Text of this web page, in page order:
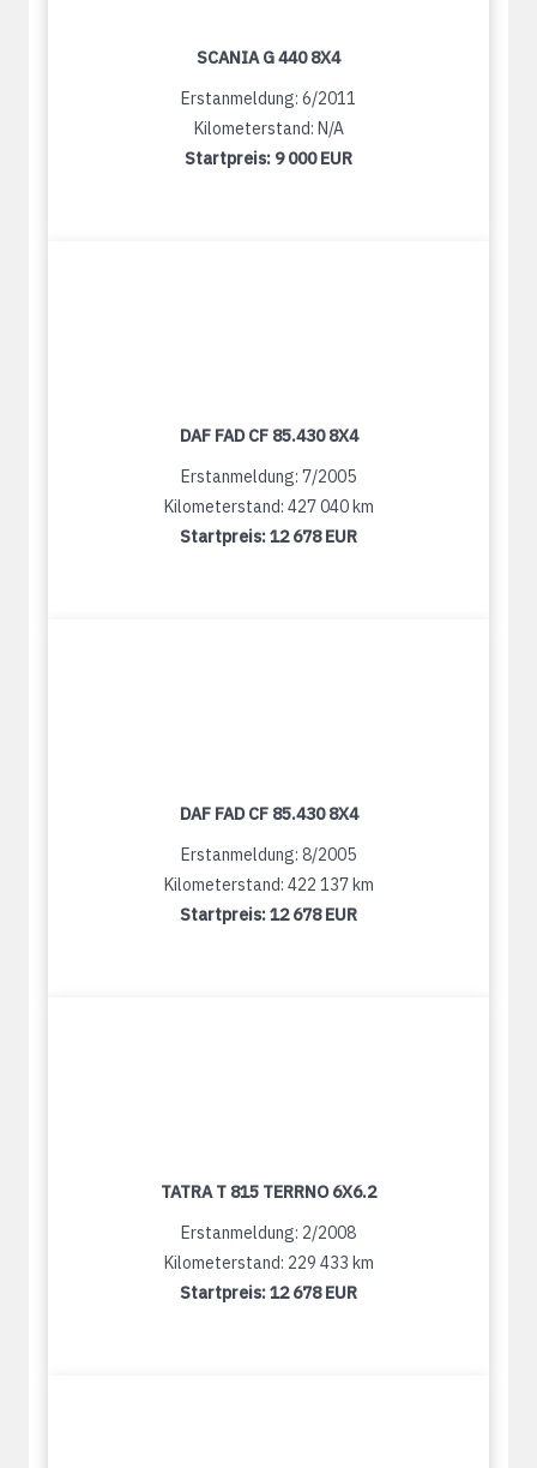
SCANIA G 440 8X4
Erstanmeldung: 6/2011
Kilometerstand: N/A
Startpreis: 9 000 EUR
DAF FAD CF 85.430 8X4
Erstanmeldung: 7/2005
Kilometerstand: 427 040 km
Startpreis:12 678 EUR
DAF FAD CF 85.430 8X4
Erstanmeldung: 8/2005
Kilometerstand: 422 137 km
Startpreis:12 678 EUR
TATRA T 815 TERRNO 6X6.2
Erstanmeldung: 2/2008
Kilometerstand: 229 433 km
Startpreis:12 678 EUR